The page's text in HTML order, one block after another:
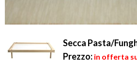
Secca Pasta/
Prezzo: in offerta